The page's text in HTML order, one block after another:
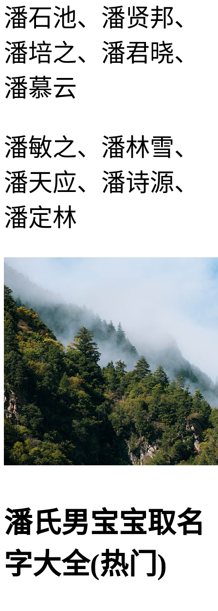
潘石池、潘贤邦、
潘培之、潘君晓、
潘慕云
潘敏之、潘林雪、
潘天应、潘诗源、
潘定林
潘氏男宝宝取名
字大全(热门)